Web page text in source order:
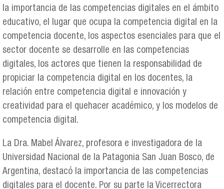
la importancia de las competencias digitales en el ámbito
educativo, el lugar que ocupa la competencia digital en la
competencia docente, los aspectos esenciales para que el
sector docente se desarrolle en las competencias
digitales, los actores que tienen la responsabilidad de
propiciar la competencia digital en los docentes, la
relación entre competencia digital e innovación y
creatividad para el quehacer académico, y los modelos de
competencia digital.
La Dra. Mabel Álvarez, profesora e investigadora de la
Universidad Nacional de la Patagonia San Juan Bosco, de
Argentina, destacó la importancia de las competencias
digitales para el docente. Por su parte la Vicerrectora